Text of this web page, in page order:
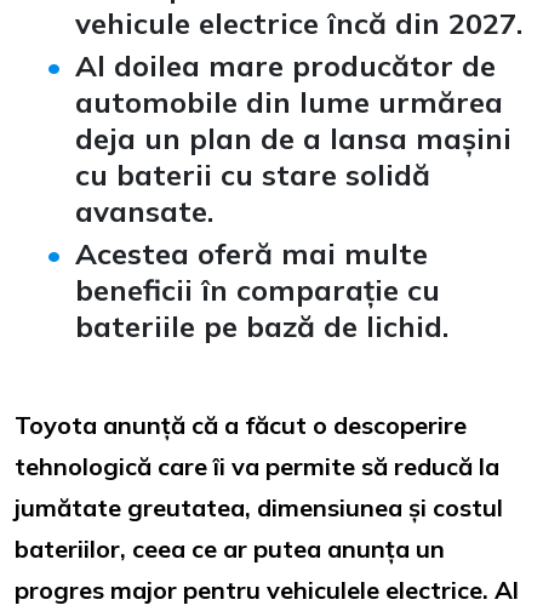
vehicule electrice încă din 2027.
Al doilea mare producător de
automobile din lume urmărea
deja un plan de a lansa mașini
cu baterii cu stare solidă
avansate.
Acestea oferă mai multe
beneficii în comparație cu
bateriile pe bază de lichid.
Toyota anunță că a făcut o descoperire
tehnologică care îi va permite să reducă la
jumătate greutatea, dimensiunea și costul
bateriilor, ceea ce ar putea anunța un
progres major pentru vehiculele electrice. Al